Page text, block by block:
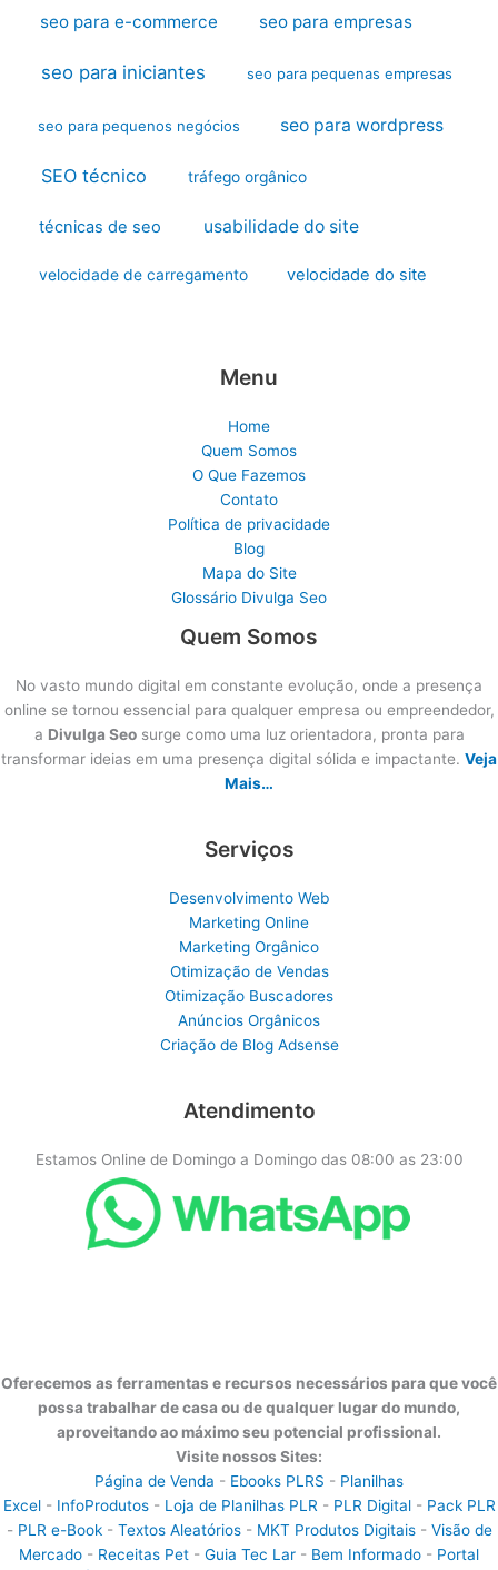
seo para e-commerce seo para empresas
seo para iniciantes seo para pequenas empresas
seo para pequenos negócios seo para wordpress
SEO técnico tráfego orgânico
técnicas de seo usabilidade do site
velocidade de carregamento velocidade do site
Menu
Home
Quem Somos
O Que Fazemos
Contato
Política de privacidade
Blog
Mapa do Site
Glossário Divulga Seo
Quem Somos
No vasto mundo digital em constante evolução, onde a presença
online se tornou essencial para qualquer empresa ou empreendedor,
a Divulga Seosurge como uma luz orientadora, pronta para
transformar ideias em uma presença digital sólida e impactante. Veja
Mais…
Serviços
Desenvolvimento Web
Marketing Online
Marketing Orgânico
Otimização de Vendas
Otimização Buscadores
Anúncios Orgânicos
Criação de Blog Adsense
Atendimento
Estamos Online de Domingo a Domingo das 08:00 as 23:00
Oferecemos as ferramentas e recursos necessários para que você
possa trabalhar de casa ou de qualquer lugar do mundo,
aproveitando ao máximo seu potencial profissional.
Visite nossos Sites:
Página de Venda - Ebooks PLRS - Planilhas
Excel- InfoProdutos- Loja de Planilhas PLR - PLR Digital- Pack PLR
- PLR e-Book- Textos Aleatórios- MKT Produtos Digitais- Visão de
Mercado - Receitas Pet - Guia Tec Lar - Bem Informado - Portal